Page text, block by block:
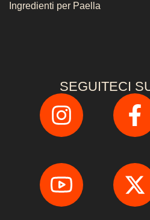
Ingredienti per Paella
SEGUITECI